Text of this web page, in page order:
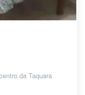
da Taquara